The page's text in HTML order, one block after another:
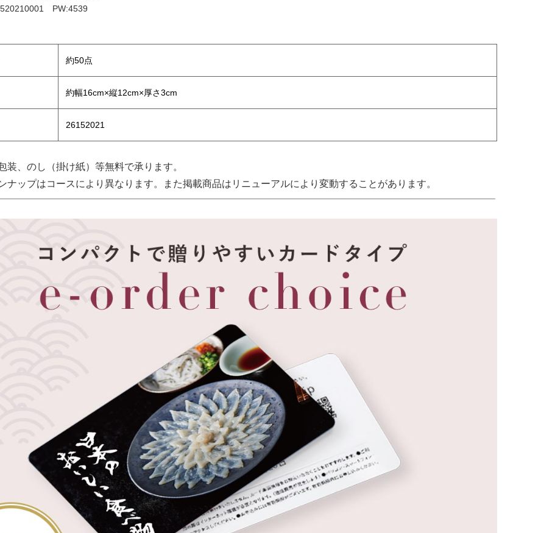
PW:4539
約50点
約幅16cm×縦12cm×厚さ3cm
26152021
装、のし（掛け紙）等無料で承ります。
ナップはコースにより異なります。また掲載商品はリニューアルにより変動することがあります。